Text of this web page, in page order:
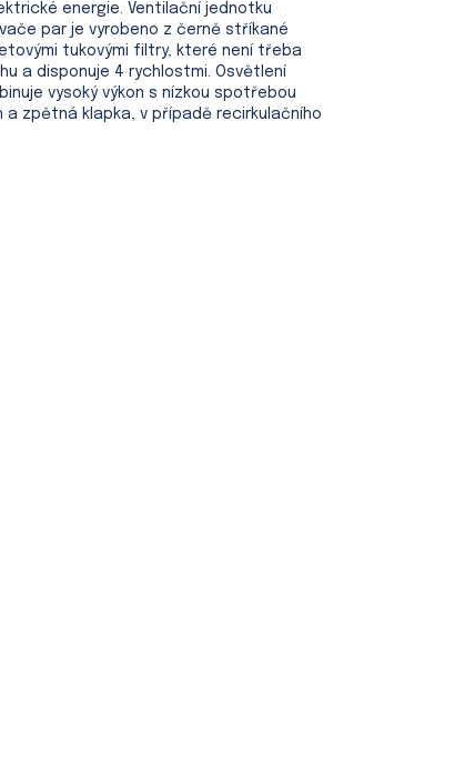
energie. Ventilační jednotku
par je vyrobeno z černě stříkané
tukovými filtry, které není třeba
a disponuje 4 rychlostmi. Osvětlení
vysoký výkon s nízkou spotřebou
zpětná klapka, v případě recirkulačního